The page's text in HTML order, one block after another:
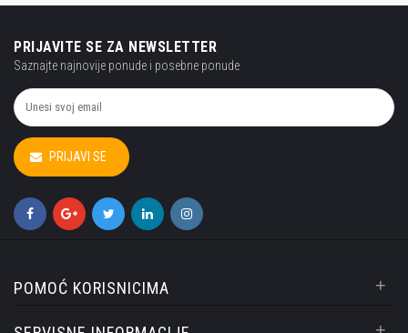
PRIJAVITE SE ZA NEWSLETTER
Saznajte najnovije ponude i posebne ponude
PRIJAVI SE
POMOĆ KORISNICIMA +